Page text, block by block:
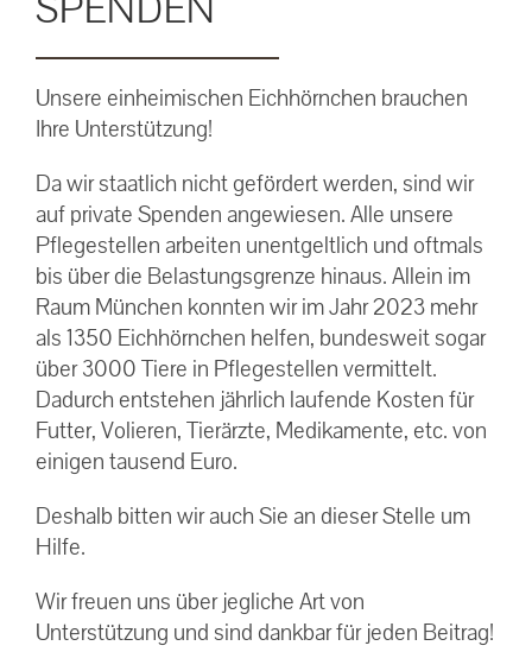
SPENDEN
Unsere einheimischen Eichhörnchen brauchen
Ihre Unterstützung!
Da wir staatlich nicht gefördert werden, sind wir
auf private Spenden angewiesen. Alle unsere
Pflegestellen arbeiten unentgeltlich und oftmals
bis über die Belastungsgrenze hinaus. Allein im
Raum München konnten wir im Jahr 2023 mehr
als 1350 Eichhörnchen helfen, bundesweit sogar
über 3000 Tiere in Pflegestellen vermittelt.
Dadurch entstehen jährlich laufende Kosten für
Futter, Volieren, Tierärzte, Medikamente, etc. von
einigen tausend Euro.
Deshalb bitten wir auch Sie an dieser Stelle um
Hilfe.
Wir freuen uns über jegliche Art von
Unterstützung und sind dankbar für jeden Beitrag!